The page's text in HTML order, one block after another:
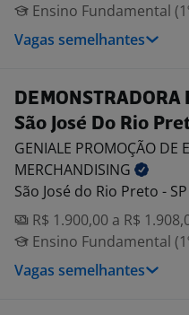
Ensino Fundamental
Vagas semelhantes
São José Do Rio
GENIALE PROMOÇÃO DE
MERCHANDISING
São José do Rio Preto - SP
R$ 1.900,00 a R$
Ensino Fundamental
Vagas semelhantes